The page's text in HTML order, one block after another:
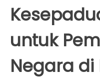
untuk
Negara